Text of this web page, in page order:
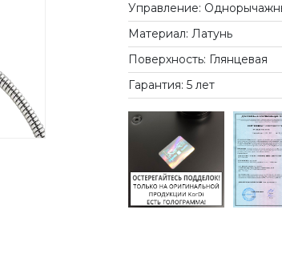
Управление:
Материал: Латунь
Поверхность: Глянцевая
Гарантия: 5 лет